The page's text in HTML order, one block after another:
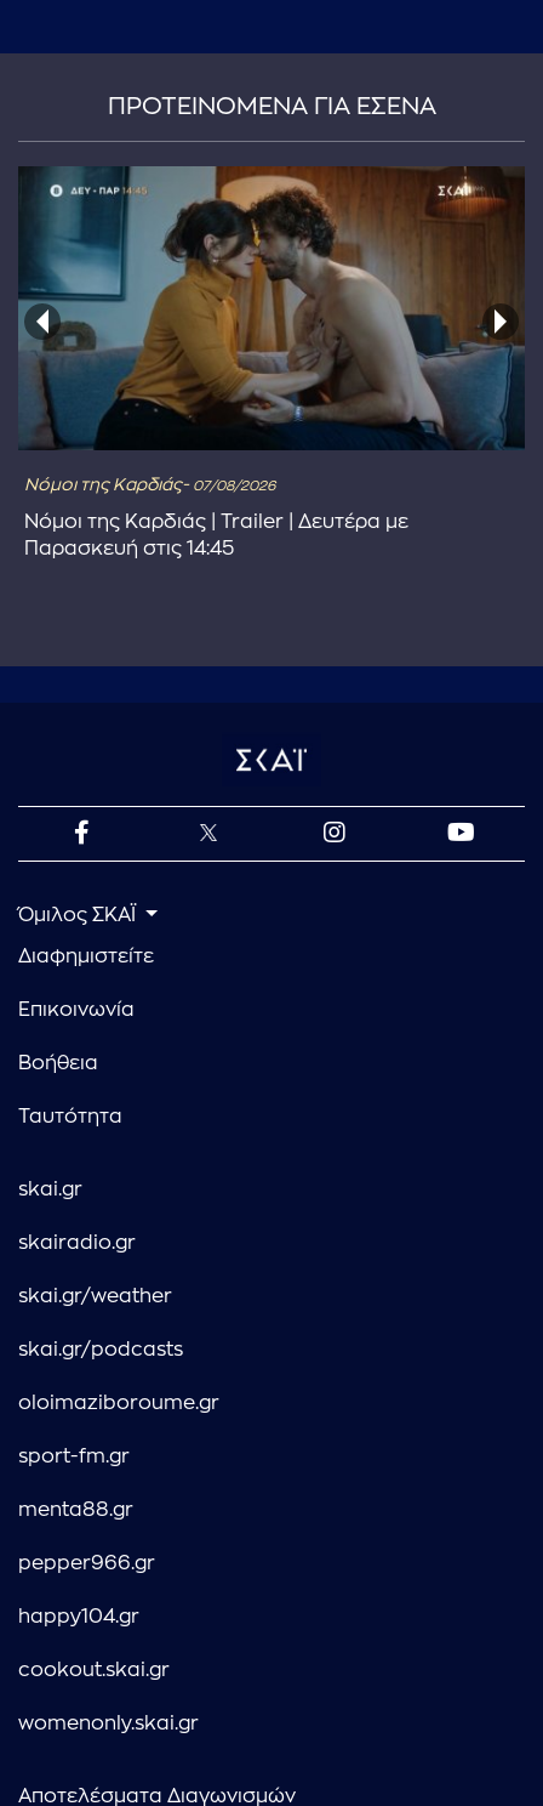
ΠΡΟΤΕΙΝΟΜΕΝΑ ΓΙΑ ΕΣΕΝΑ
Νόμοι της Καρδιάς- 07/08/2026
Νόμοι της Καρδιάς | Trailer | Δευτέρα με
Παρασκευή στις 14:45
Όμιλος ΣΚΑΪ
Διαφημιστείτε
Επικοινωνία
Βοήθεια
Ταυτότητα
skai.gr
skairadio.gr
skai.gr/weather
skai.gr/podcasts
oloimaziboroume.gr
sport-fm.gr
menta88.gr
pepper966.gr
happy104.gr
cookout.skai.gr
womenonly.skai.gr
Αποτελέσματα Διαγωνισμών